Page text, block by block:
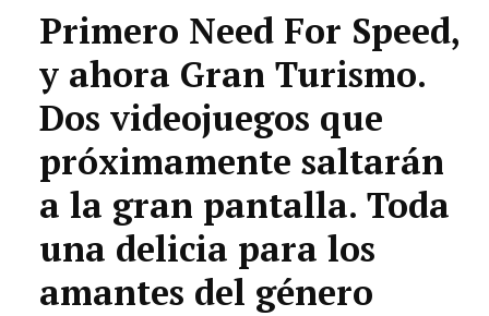
SALUD
Primero Need For Speed,
y ahora Gran Turismo.
Dos videojuegos que
próximamente saltarán
a la gran pantalla. Toda
una delicia para los
amantes del género